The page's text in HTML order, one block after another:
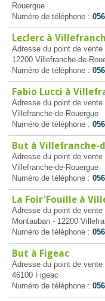
Rouergue
Numéro de téléphone :
Leclerc à
Adresse du point de
12200 Villefranche-de-
Numéro de téléphone :
Fabio Lucci à
Adresse du point de
Villefranche-de-Rouergue
Numéro de téléphone :
But à Villefranche-
Adresse du point de
Villefranche-de-Rouergue
Numéro de téléphone :
La Foir'Fouille à
Adresse du point de
Montauban - 12200
Numéro de téléphone :
But à Figeac
Adresse du point de
46100 Figeac
Numéro de téléphone :